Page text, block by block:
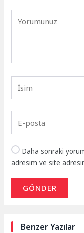
Daha sonraki
adresim ve site
GÖNDER
Benzer Yazılar